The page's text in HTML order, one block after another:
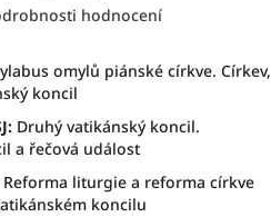
hodnocení
omylů piánské církve. Církev,
koncil
Druhý vatikánský koncil.
a řečová událost
Reforma liturgie a reforma církve
koncilu